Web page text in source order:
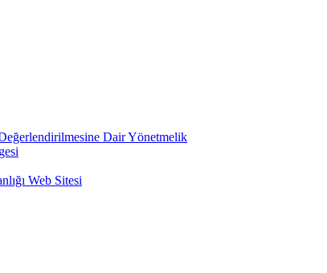
Dair Yönetmelik
Web Sitesi